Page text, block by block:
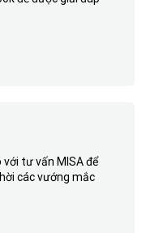
tư vấn MISA để
các vướng mắc